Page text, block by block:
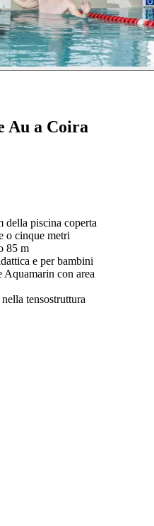
Au a Coira
della piscina coperta
o cinque metri
85 m
e per bambini
Aquamarin con area
tensostruttura